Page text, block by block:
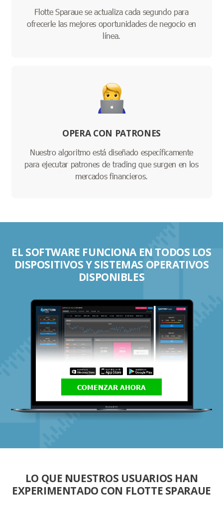
Flotte Sparaue se actualiza cada segundo para
ofrecerle las mejores oportunidades de negocio en
línea.
OPERA CON PATRONES
Nuestro algoritmo está diseñado específicamente
para ejecutar patrones de trading que surgen en los
mercados financieros.
EL SOFTWARE FUNCIONA EN TODOS LOS
DISPOSITIVOS Y SISTEMAS OPERATIVOS
DISPONIBLES
COMENZAR AHORA
LO QUE NUESTROS USUARIOS HAN
EXPERIMENTADO CON FLOTTE SPARAUE